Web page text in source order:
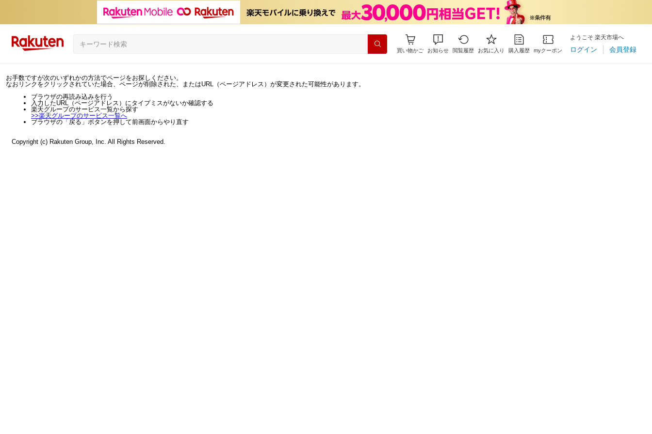
買い物かご お知らせ 閲覧履歴 お気に入り 購入履歴 myクーポン
ようこそ 楽天市場へ
ログイン 会員登録
お手数ですが次のいずれかの方法でページをお探しください。
なおリンクをクリックされていた場合、ページが削除された、またはURL（ページアドレス）が変更された可能性があります。
ブラウザの再読み込みを行う
入力したURL（ページアドレス）にタイプミスがないか確認する
楽天グループのサービス一覧から探す
>>楽天グループのサービス一覧へ
ブラウザの「戻る」ボタンを押して前画面からやり直す
Copyright (c) Rakuten Group, Inc. All Rights Reserved.